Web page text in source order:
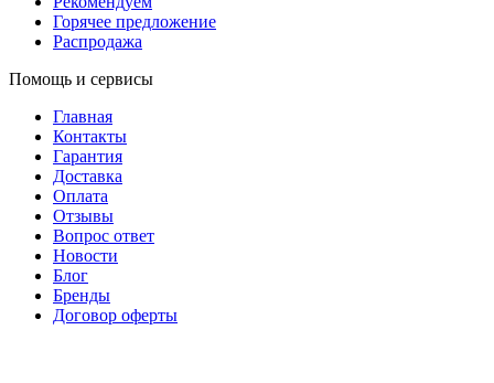
Горячее предложение
Распродажа
Помощь и сервисы
Главная
Контакты
Гарантия
Доставка
Оплата
Отзывы
Вопрос ответ
Новости
Блог
Бренды
Договор оферты